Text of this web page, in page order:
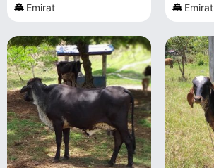
Emirat Emirat